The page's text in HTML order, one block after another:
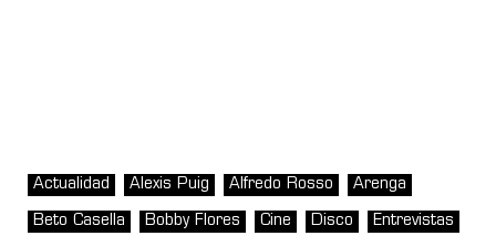
Actualidad Alexis Puig Alfredo Rosso Arenga
Beto Casella Bobby Flores Cine Disco Entrevistas